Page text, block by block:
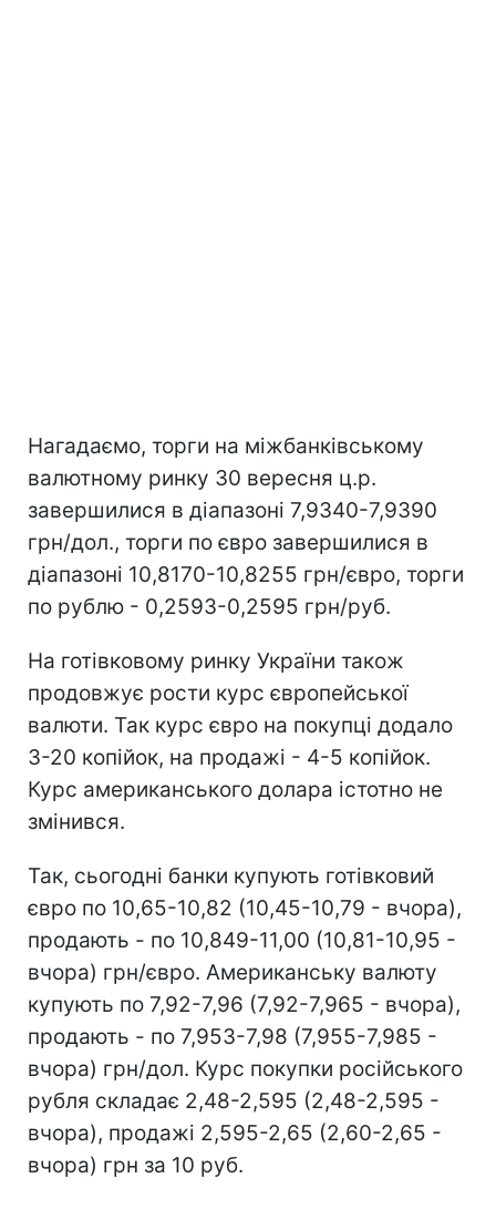
Нагадаємо, торги на міжбанківському
валютному ринку 30 вересня ц.р.
завершилися в діапазоні 7,9340-7,9390
грн/дол., торги по євро завершилися в
діапазоні 10,8170-10,8255 грн/євро, торги
по рублю - 0,2593-0,2595 грн/руб.
На готівковому ринку України також
продовжує рости курс європейської
валюти. Так курс євро на покупці додало
3-20 копійок, на продажі - 4-5 копійок.
Курс американського долара істотно не
змінився.
Так, сьогодні банки купують готівковий
євро по 10,65-10,82 (10,45-10,79 - вчора),
продають - по 10,849-11,00 (10,81-10,95 -
вчора) грн/євро. Американську валюту
купують по 7,92-7,96 (7,92-7,965 - вчора),
продають - по 7,953-7,98 (7,955-7,985 -
вчора) грн/дол. Курс покупки російського
рубля складає 2,48-2,595 (2,48-2,595 -
вчора), продажі 2,595-2,65 (2,60-2,65 -
вчора) грн за 10 руб.